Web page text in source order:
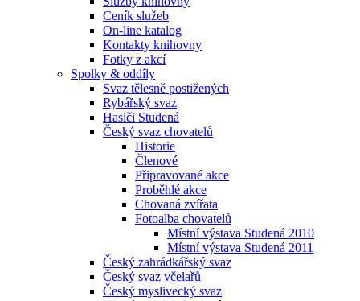
Ceník služeb
On-line katalog
Kontakty knihovny
Fotky z akcí
Spolky & oddíly
Svaz tělesně postižených
Rybářský svaz
Hasiči Studená
Český svaz chovatelů
Historie
Členové
Připravované akce
Proběhlé akce
Chovaná zvířata
Fotoalba chovatelů
Místní výstava Studená 2010
Místní výstava Studená 2011
Český zahrádkářský svaz
Český svaz včelařů
Český myslivecký svaz